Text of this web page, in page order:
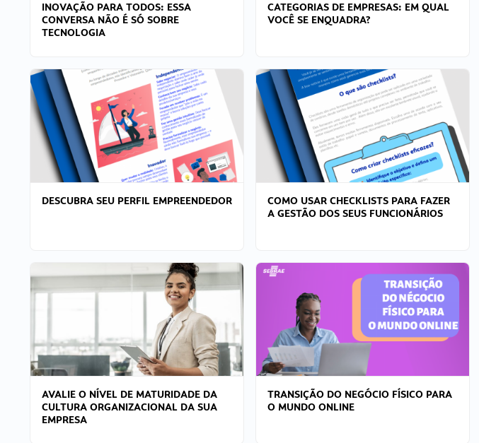
INOVAÇÃO PARA TODOS: ESSA
CONVERSA NÃO É SÓ SOBRE
TECNOLOGIA
CATEGORIAS DE EMPRESAS: EM QUAL
VOCÊ SE ENQUADRA?
DESCUBRA SEU PERFIL EMPREENDEDOR
COMO USAR CHECKLISTS PARA FAZER
A GESTÃO DOS SEUS FUNCIONÁRIOS
AVALIE O NÍVEL DE MATURIDADE DA
CULTURA ORGANIZACIONAL DA SUA
EMPRESA
TRANSIÇÃO DO NEGÓCIO FÍSICO PARA
O MUNDO ONLINE